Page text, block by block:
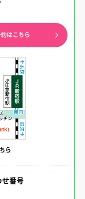
はこちら
ら
番号